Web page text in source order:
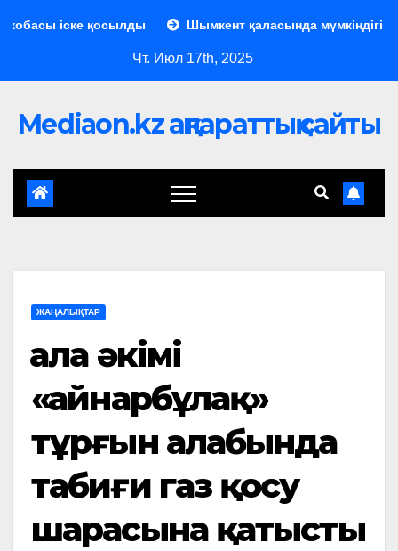
іске қосылды Шымкент қаласында мүмкіндігі
Чт. Июл 17th, 2025
Mediaon.kz ақпараттық сайты
ЖАҢАЛЫҚТАР
Қала әкімі
«Қайнарбұлақ»
тұрғын алабында
табиғи газ қосу
шарасына қатысты